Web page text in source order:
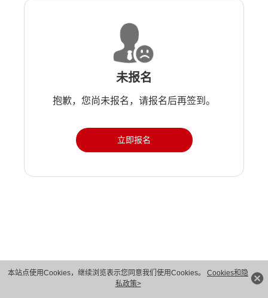
本站点使用Cookies，继续浏览表示您同意我们使用Cookies。 Cookies和隐
私政策>
未报名
抱歉，您尚未报名，请报名后再签到。
立即报名
版权所有 © 华为技术有限公司 1998-2026。 保留一切权利。粤A2-20044005号
隐私保护
法律声明